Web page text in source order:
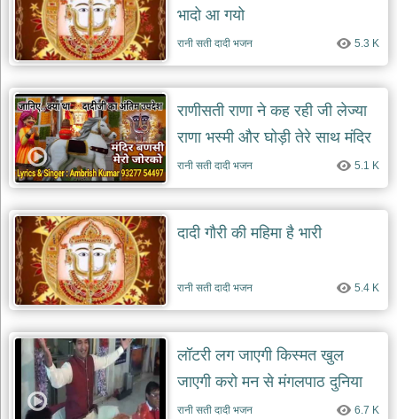
भजन
baba
balak
nath
bhajans
देश
भक्ति
भजन
patriotic
bhajans
खाटू
श्याम
भजन
khatu
shaym
bhajans
रानी
सती
दादी
भजन
rani
sati
dadi
bhajans
भादो आ गयो
रानी सती दादी भजन 5.3 K
राणीसती राणा ने कह रही जी लेज्या
राणा भस्मी और घोड़ी तेरे साथ मंदिर
बाणसी मेरो जोर को जी
रानी सती दादी भजन 5.1 K
दादी गौरी की महिमा है भारी
रानी सती दादी भजन 5.4 K
लॉटरी लग जाएगी किस्मत खुल
जाएगी करो मन से मंगलपाठ दुनिया
बदल जाएगी
रानी सती दादी भजन 6.7 K